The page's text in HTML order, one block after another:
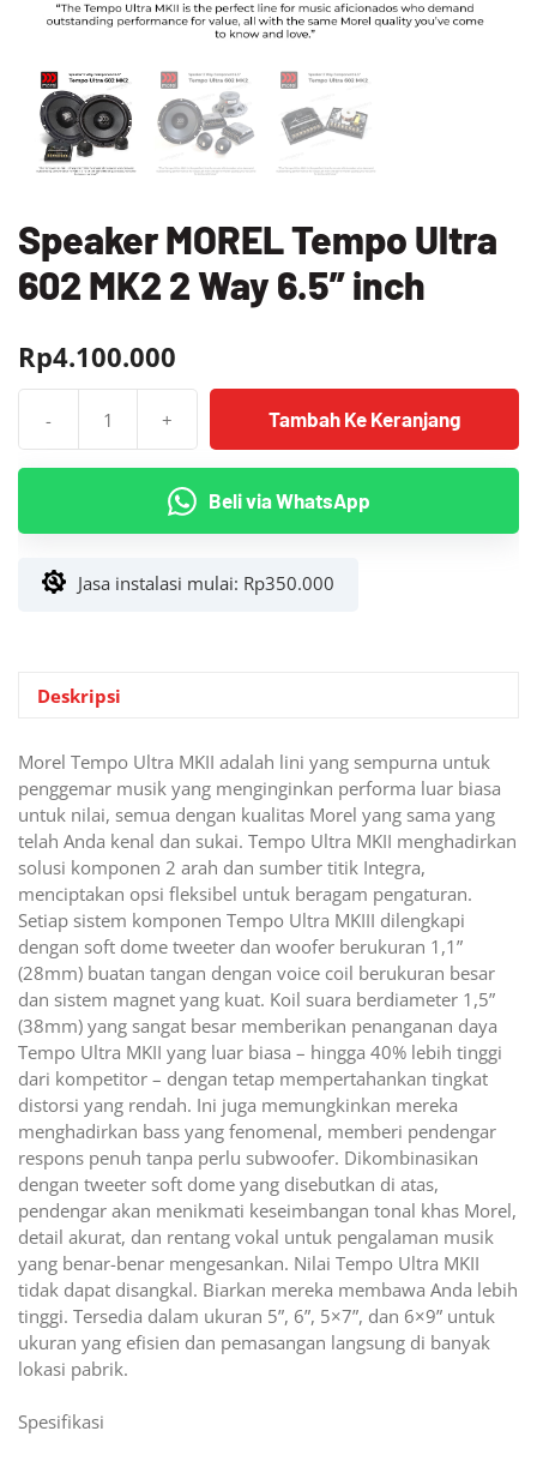
Speaker MOREL Tempo Ultra
602 MK2 2 Way 6.5” inch
Rp4.100.000
-
Speaker
Tempo
Ultra
MK2
+ Tambah Ke Keranjang
Beli via WhatsApp
Jasa instalasi mulai: Rp350.000
Deskripsi
Morel Tempo Ultra MKII adalah lini yang sempurna untuk
penggemar musik yang menginginkan performa luar biasa
untuk nilai, semua dengan kualitas Morel yang sama yang
telah Anda kenal dan sukai. Tempo Ultra MKII menghadirkan
solusi komponen 2 arah dan sumber titik Integra,
menciptakan opsi fleksibel untuk beragam pengaturan.
Setiap sistem komponen Tempo Ultra MKIII dilengkapi
dengan soft dome tweeter dan woofer berukuran 1,1”
(28mm) buatan tangan dengan voice coil berukuran besar
dan sistem magnet yang kuat. Koil suara berdiameter 1,5”
(38mm) yang sangat besar memberikan penanganan daya
Tempo Ultra MKII yang luar biasa – hingga 40% lebih tinggi
dari kompetitor – dengan tetap mempertahankan tingkat
distorsi yang rendah. Ini juga memungkinkan mereka
menghadirkan bass yang fenomenal, memberi pendengar
respons penuh tanpa perlu subwoofer. Dikombinasikan
dengan tweeter soft dome yang disebutkan di atas,
pendengar akan menikmati keseimbangan tonal khas Morel,
detail akurat, dan rentang vokal untuk pengalaman musik
yang benar-benar mengesankan. Nilai Tempo Ultra MKII
tidak dapat disangkal. Biarkan mereka membawa Anda lebih
tinggi. Tersedia dalam ukuran 5”, 6”, 5×7”, dan 6×9” untuk
ukuran yang efisien dan pemasangan langsung di banyak
lokasi pabrik.
Spesifikasi